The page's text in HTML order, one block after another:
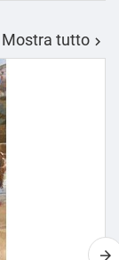
Mostra tutto 